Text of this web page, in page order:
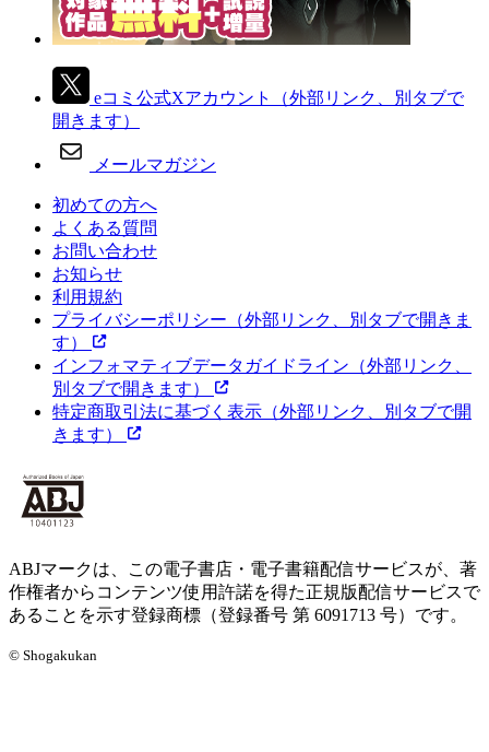
eコミ公式Xアカウント
（外部リンク、別タブで
開きます）
メールマガジン
初めての方へ
よくある質問
お問い合わせ
お知らせ
利用規約
プライバシーポリシー （外部リンク、別タブで開きま
す）
インフォマティブデータガイドライン （外部リンク、
別タブで開きます）
特定商取引法に基づく表示 （外部リンク、別タブで開
きます）
ABJマークは、この電子書店・電子書籍配信サービスが、著
作権者からコンテンツ使用許諾を得た正規版配信サービスで
あることを示す登録商標（登録番号 第 6091713 号）です。
© Shogakukan